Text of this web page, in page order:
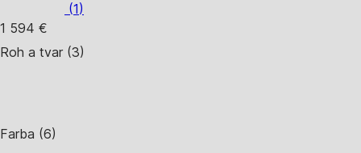
(1)
1 594 €
Roh a tvar (3)
Farba (6)